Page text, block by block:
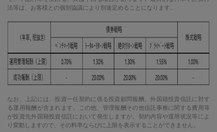
法等は、お客様との個別協議により別途定めることになります。
なお、上記には、投資一任契約に係る投資顧問報酬、外国籍投資信託に対す
る運用報酬が含まれます。この他、管理報酬その他信託事務に関する費用等
が投資先外国籍投資信託において発生しますが、契約内容や運用状況等によ
り変動しますので、その料率ならびに上限を表示することができません。